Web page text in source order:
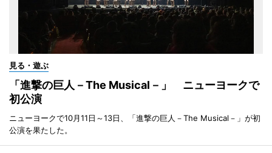
見る・遊ぶ
「進撃の巨人－The Musical－」 ニューヨークで
初公演
ニューヨークで10月11日～13日、「進撃の巨人－The Musical－」が初
公演を果たした。